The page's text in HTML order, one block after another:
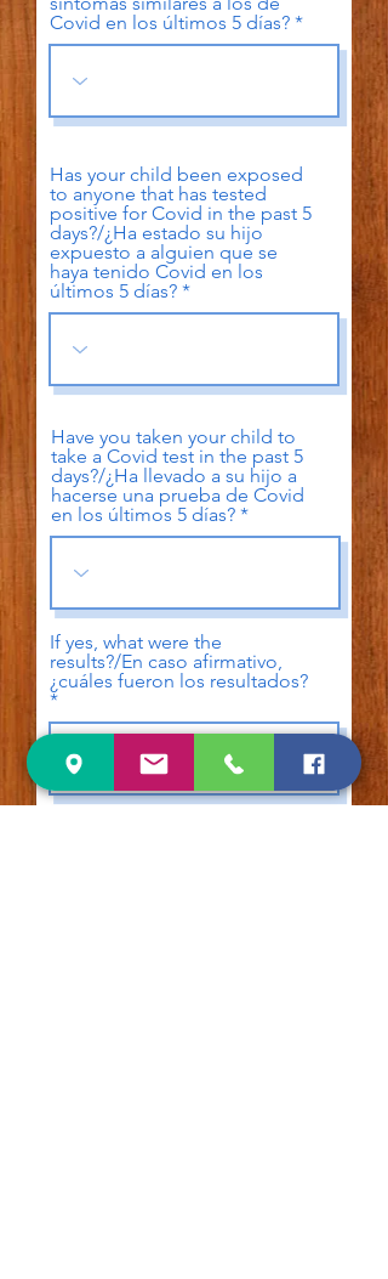
Covid en los últimos 5 días?
Has your child been exposed
to anyone that has tested
positive for Covid in the past 5
days?/¿Ha estado su hijo
expuesto a alguien que se
haya tenido Covid en los
últimos 5 días?
Have you taken your child to
take a Covid test in the past 5
days?/¿Ha llevado a su hijo a
hacerse una prueba de Covid
en los últimos 5 días?
If yes, what were the
results?/En caso afirmativo,
¿cuáles fueron los resultados?